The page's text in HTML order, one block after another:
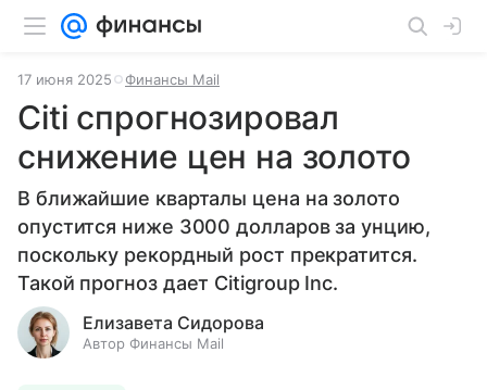
17 июня 2025 Финансы Mail
Citi спрогнозировал
снижение цен на золото
В ближайшие кварталы цена на золото
опустится ниже 3000 долларов за унцию,
поскольку рекордный рост прекратится.
Такой прогноз дает Citigroup Inc.
Елизавета Сидорова
Автор Финансы Mail